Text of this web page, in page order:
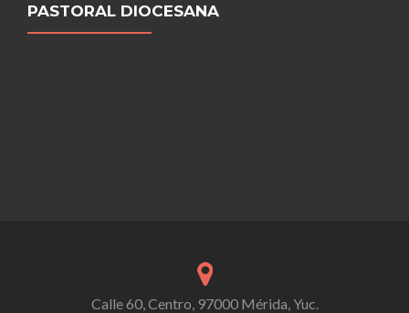
PASTORAL DIOCESANA
Calle 60, Centro, 97000 Mérida, Yuc.